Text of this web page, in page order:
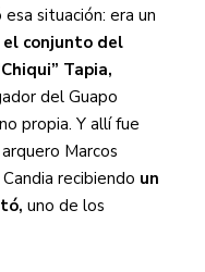
situación: era un
el conjunto del
Tapia,
del Guapo
propia. Y allí fue
Marcos
recibiendo un
uno de los